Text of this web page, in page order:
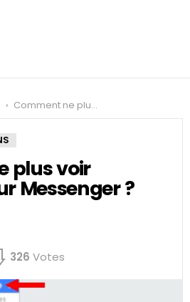
Comment ne plus voir quelqu’un sur Messenger ?
plus voir
Messenger ?
326 Votes